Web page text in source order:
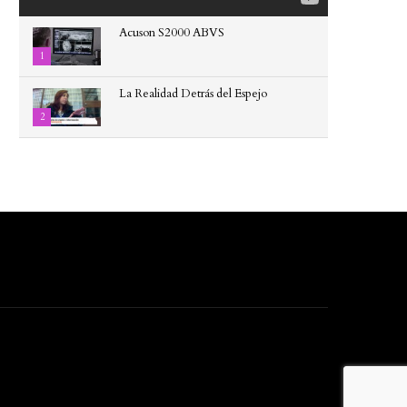
1
Acuson S2000 ABVS
2
La Realidad Detrás del Espejo